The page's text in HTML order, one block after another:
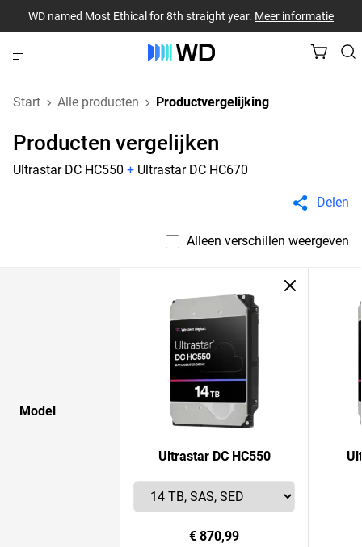
WD named Most Ethical for 8th straight year. Meer informatie
Start Alle producten Productvergelijking
Producten vergelijken
Ultrastar DC HC550 + Ultrastar DC HC670
Delen
Alleen verschillen weergeven
Model
Ultrastar DC HC550
€ 870,99